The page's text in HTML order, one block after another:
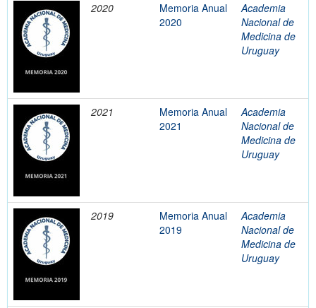
2020
Memoria Anual
2020
Academia
Nacional de
Medicina de
Uruguay
2021
Memoria Anual
2021
Academia
Nacional de
Medicina de
Uruguay
2019
Memoria Anual
2019
Academia
Nacional de
Medicina de
Uruguay